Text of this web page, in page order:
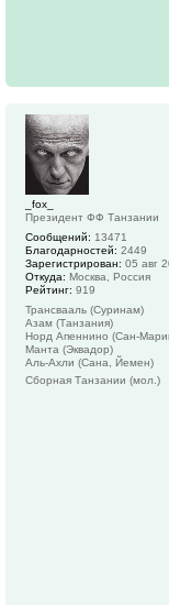
_fox_
Президент ФФ Танзании
Сообщений: 13471
Благодарностей: 2449
Зарегистрирован: 05 авг
Откуда: Москва, Россия
Рейтинг: 919
Трансвааль (Суринам)
Азам (Танзания)
Норд Апеннино (Сан-
Манта (Эквадор)
Аль-Ахли (Сана, Йемен)
Сборная Танзании (мол.)